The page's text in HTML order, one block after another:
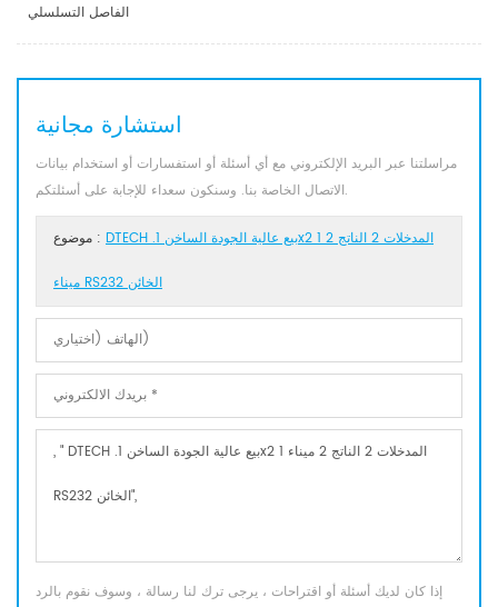
الفاصل التسلسلي
استشارة مجانية
مراسلتنا عبر البريد الإلكتروني مع أي أسئلة أو استفسارات أو استخدام بيانات
الاتصال الخاصة بنا. وسنكون سعداء للإجابة على أسئلتكم.
موضوع : DTECH .بيع عالية الجودة الساخن 1x2 1 المدخلات 2 الناتج 2
ميناء RS232 الخائن
إذا كان لديك أسئلة أو اقتراحات ، يرجى ترك لنا رسالة ، وسوف نقوم بالرد